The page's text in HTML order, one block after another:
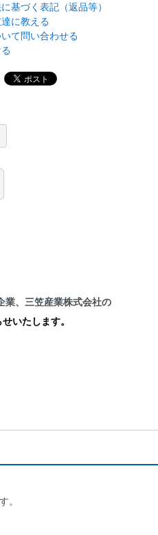
基づく表記（返品等）
に教える
て問い合わせる
業、三笠産業株式会社の
いたします。
。